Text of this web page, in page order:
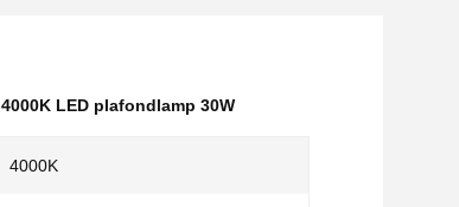
4000K LED plafondlamp 30W
4000K